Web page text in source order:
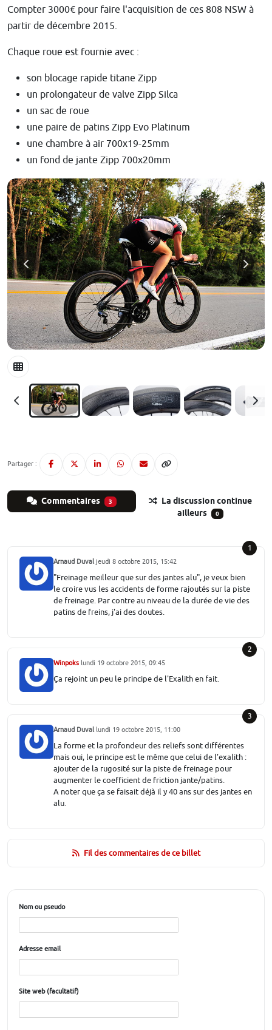
Compter 3000€ pour faire l'acquisition de ces 808 NSW à
partir de décembre 2015.
Chaque roue est fournie avec :
son blocage rapide titane Zipp
un prolongateur de valve Zipp Silca
un sac de roue
une paire de patins Zipp Evo Platinum
une chambre à air 700x19-25mm
un fond de jante Zipp 700x20mm
Partager :
Commentaires 3
La discussion continue
ailleurs
0
1
Arnaud Duval jeudi 8 octobre 2015, 15:42
"Freinage meilleur que sur des jantes alu", je veux bien
le croire vus les accidents de forme rajoutés sur la piste
de freinage. Par contre au niveau de la durée de vie des
patins de freins, j'ai des doutes.
2
Winpoks lundi 19 octobre 2015, 09:45
Ça rejoint un peu le principe de l'Exalith en fait.
3
Arnaud Duval lundi 19 octobre 2015, 11:00
La forme et la profondeur des reliefs sont différentes
mais oui, le principe est le même que celui de l'exalith :
ajouter de la rugosité sur la piste de freinage pour
augmenter le coefficient de friction jante/patins.
A noter que ça se faisait déjà il y 40 ans sur des jantes en
alu.
Fil des commentaires de ce billet
Nom ou pseudo
Adresse email
Site web (facultatif)